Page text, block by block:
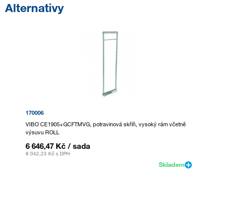
Alternativy
170006
VIBO CE1905+GCFTMVG, potravinová skříň, vysoký rám včetně
výsuvu ROLL
6 646,47 Kč / sada
8 042,23 Kč s DPH
Skladem